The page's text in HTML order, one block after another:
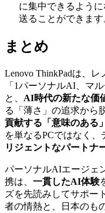
に集中できるよう
送ることができます
まとめ
Lenovo ThinkPadは、
「1パーソナルAI、マ
と、 AI時代の新たな価
る「薄さ」の追求から
貢献する「意味のある
を単なるPCではなく
リジェントなパートナ
パーソナルAIエージェ
携は、 一貫したAI体験
ズを先読みしてサポー
者の情熱と、日本のも